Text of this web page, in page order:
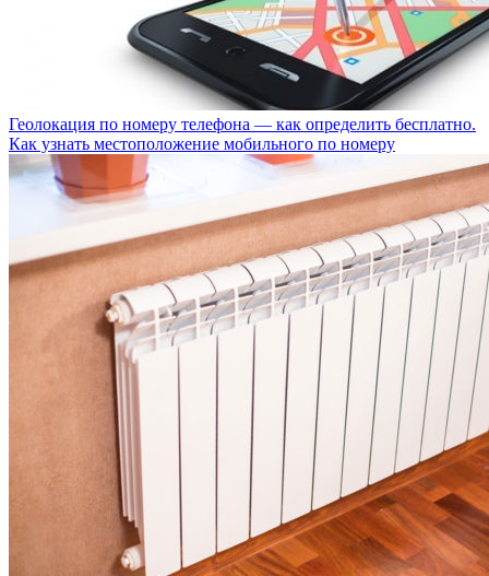
Геолокация по номеру телефона — как определить бесплатно.
Как узнать местоположение мобильного по номеру